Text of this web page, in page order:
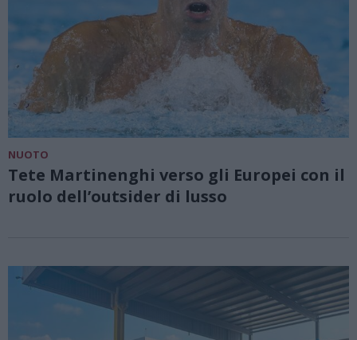
NUOTO
Tete Martinenghi verso gli Europei con il
ruolo dell’outsider di lusso